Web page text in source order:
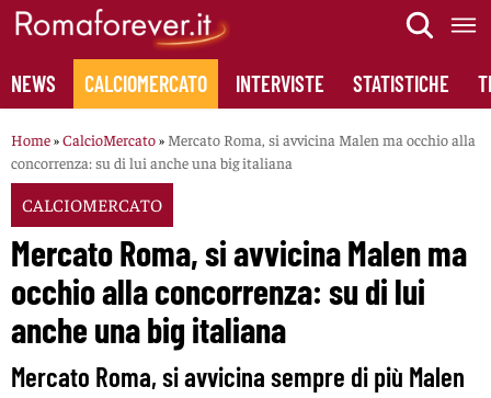
Skip
content
NEWS CALCIOMERCATO INTERVISTE STATISTICHE
Home»CalcioMercato» Mercato Roma, si avvicina Malen ma occhio alla
concorrenza: su di lui anche una big italiana
CALCIOMERCATO
Mercato Roma, si avvicina Malen ma
occhio alla concorrenza: su di lui
anche una big italiana
Mercato Roma, si avvicina sempre di più Malen